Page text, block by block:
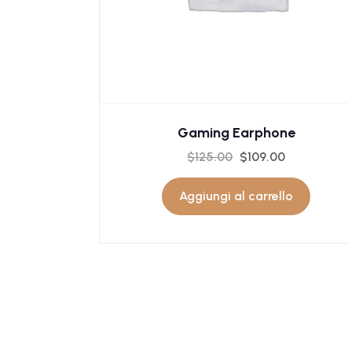
Gaming Earphone
$125.00 $109.00
Aggiungi al carrello